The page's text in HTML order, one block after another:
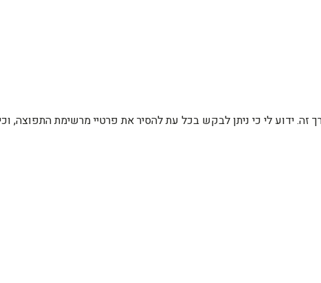
זה. ידוע לי כי ניתן לבקש בכל עת להסיר את פרטיי מרשימת